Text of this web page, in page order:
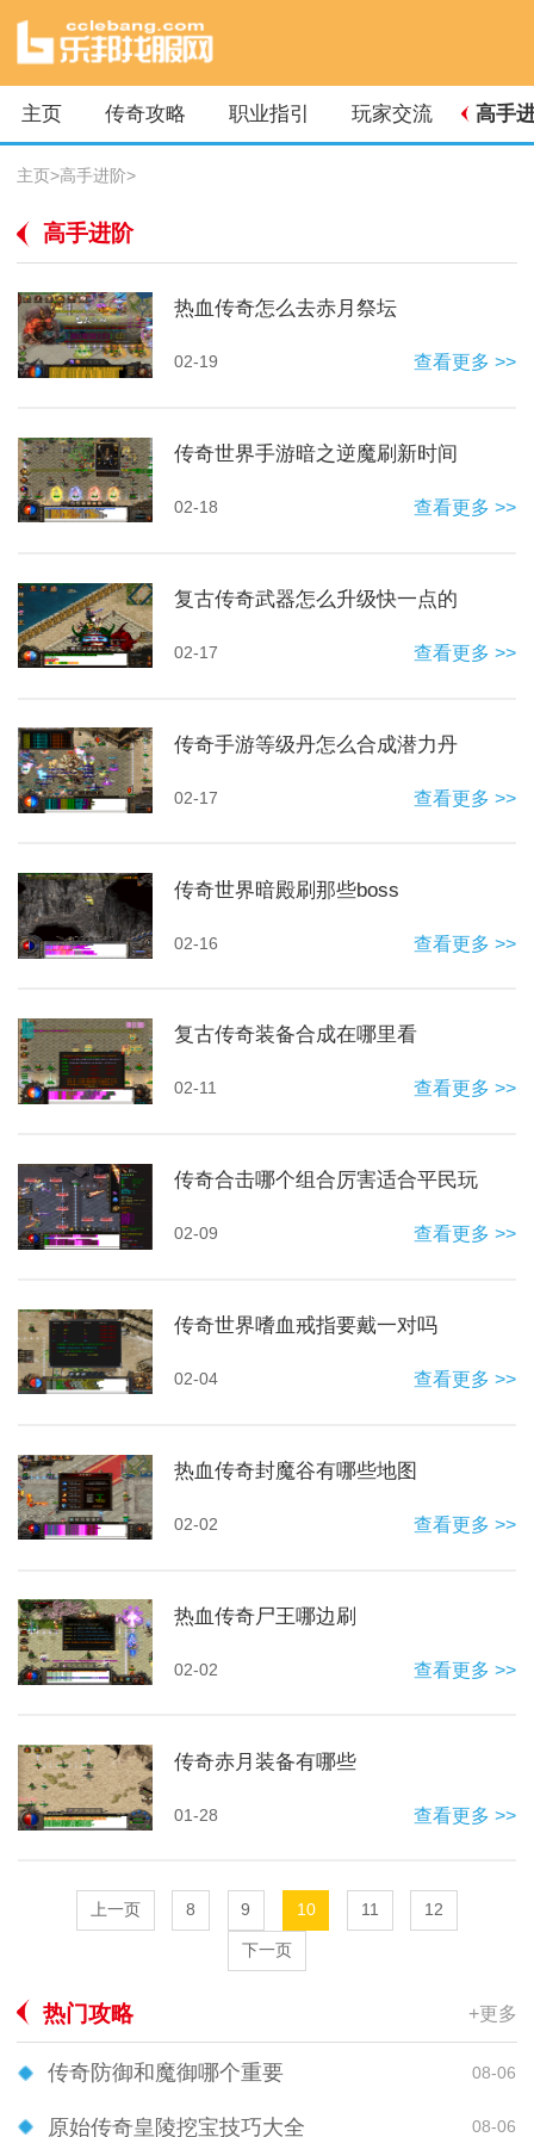
主页 传奇攻略 职业指引 玩家交流 高手
主页>高手进阶>
高手进阶
热血传奇怎么去赤月祭坛
02-19 查看更多 >>
传奇世界手游暗之逆魔刷新时间
02-18 查看更多 >>
复古传奇武器怎么升级快一点的
02-17 查看更多 >>
传奇手游等级丹怎么合成潜力丹
02-17 查看更多 >>
传奇世界暗殿刷那些boss
02-16 查看更多 >>
复古传奇装备合成在哪里看
02-11 查看更多 >>
传奇合击哪个组合厉害适合平民玩
02-09 查看更多 >>
传奇世界嗜血戒指要戴一对吗
02-04 查看更多 >>
热血传奇封魔谷有哪些地图
02-02 查看更多 >>
热血传奇尸王哪边刷
02-02 查看更多 >>
传奇赤月装备有哪些
01-28 查看更多 >>
上一页 8 9 10 11 12
下一页
热门攻略 +更多
传奇防御和魔御哪个重要 08-06
原始传奇皇陵挖宝技巧大全 08-06